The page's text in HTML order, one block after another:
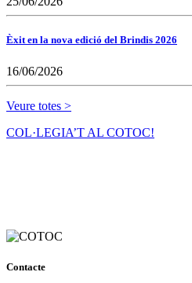
Èxit en la nova edició del Brindis 2026
16/06/2026
Veure totes >
COL·LEGIA’T AL COTOC!
Contacte